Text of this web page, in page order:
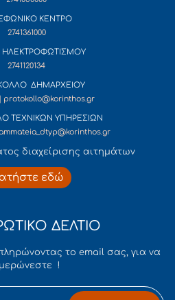
ΚΕΝΤΡΟ
2741361000
ΗΛΕΚΤΡΟΦΩΤΙΣΜΟΥ
2741120134
ΔΗΜΑΡΧΕΙΟΥ
| protokollo@korinthos.gr
ΤΕΧΝΙΚΩΝ ΥΠΗΡΕΣΙΩΝ
διαχείρισης αιτημάτων
εδώ
ΔΕΛΤΙΟ
το email σας, για να
!